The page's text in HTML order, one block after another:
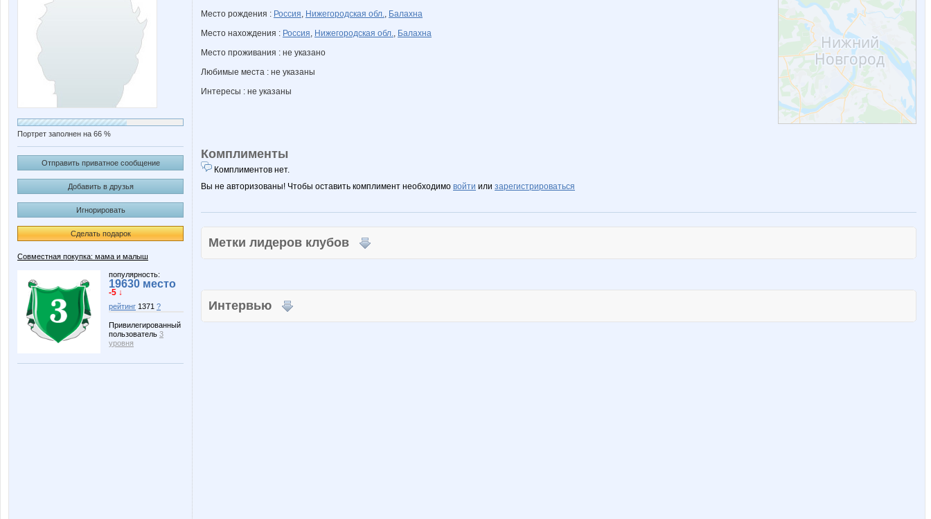
Портрет заполнен на 66 %
Отправить приватное сообщение
Добавить в друзья
Игнорировать
Сделать подарок
Совместная покупка: мама и малыш
популярность:
19630 место
-5 ↓
рейтинг 1371 ?
Привилегированный
пользователь 3
уровня
Место рождения : Россия, Нижегородская обл., Балахна
Место нахождения : Россия, Нижегородская обл., Балахна
Место проживания : не указано
Любимые места : не указаны
Интересы : не указаны
Комплименты
Комплиментов нет.
Вы не авторизованы! Чтобы оставить комплимент необходимо войти или зарегистрироваться
Метки лидеров клубов
Интервью